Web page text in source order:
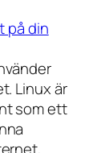
på din
Linux är
som ett